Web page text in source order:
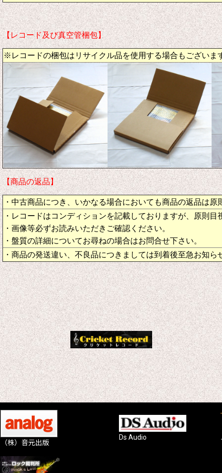
【レコード及び真空管梱包】
※レコードの梱包はリサイクル品を使用する場合もございま
【商品の返品】
・中古商品につき、いかなる場合においても商品の返品は原
・レコードはコンディションを記載しておりますが、原則目
・画像等必ずお読みいただきご確認ください。
・盤質の詳細についてお尋ねの場合はお問合せ下さい。
・商品の発送違い、不良品につきましては到着後至急お知ら
（株）音元出版
Ds Audio